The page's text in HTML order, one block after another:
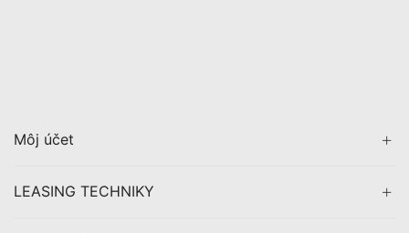
Môj účet
LEASING TECHNIKY